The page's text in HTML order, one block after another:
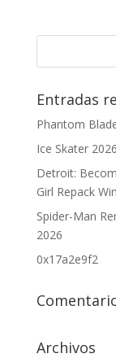
Entradas
Phantom
Ice Skater
Detroit:
Girl Repack
Spider-Man
2026
0x17a2e9f2
Archivos